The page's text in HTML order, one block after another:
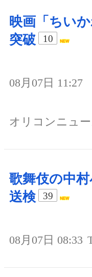
映画「ちい
突破
10
08月07日 11:27
オリコンニュー
歌舞伎の中
送検
39
08月07日 08:33